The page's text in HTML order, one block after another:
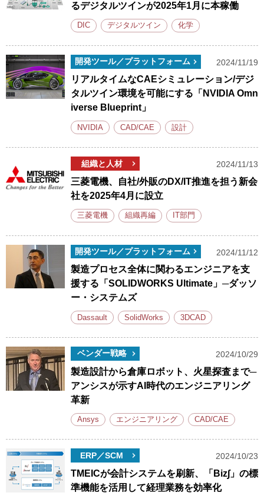
るデジタルツインが2025年1月に本稼働
DIC デジタルツイン 化学
開発ツール／プラットフォーム 2024/11/19
リアルタイムなCAEシミュレーション/デジ
タルツイン環境を可能にする「NVIDIA Omn
iverse Blueprint」
NVIDIA CAD/CAE 設計
組織と人材 2024/11/13
三菱電機、自社/外販のDX/IT推進を担う新会
社を2025年4月に設立
三菱電機 組織再編 IT部門
開発ツール／プラットフォーム 2024/11/12
製造プロセス全体に関わるエンジニアを支
援する「SOLIDWORKS Ultimate」─ダッソ
ー・システムズ
Dassault SolidWorks 3DCAD
ベンダー戦略 2024/10/29
製造設計から倉庫ロボット、火星探査まで─
アンシスが示すAI時代のエンジニアリング
革新
Ansys エンジニアリング CAD/CAE
ERP／SCM 2024/10/23
TMEICが会計システムを刷新、「Biz∫」の標
準機能を活用して経理業務を効率化